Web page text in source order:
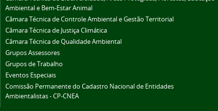
Ambiental e Bem-Estar Animal
Câmara Técnica de Controle Ambiental e Gestão Territorial
Câmara Técnica de Justiça Climática
Câmara Técnica de Qualidade Ambiental
Grupos Assessores
Grupos de Trabalho
Eventos Especiais
Comissão Permanente do Cadastro Nacional de Entidades
Ambientalistas - CP-CNEA